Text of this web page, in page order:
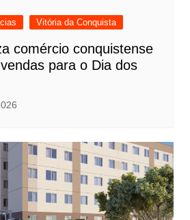
Vitória da Conquista
comércio conquistense
para o Dia dos